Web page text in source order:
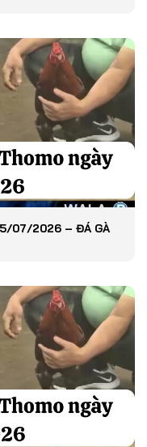
07/2026 – ĐÁ GÀ